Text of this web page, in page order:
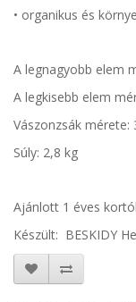
• organikus és
A legnagyobb elem
A legkisebb elem
Vászonzsák mérete:
Súly: 2,8 kg
Ajánlott 1 éves
Készült: BESKIDY